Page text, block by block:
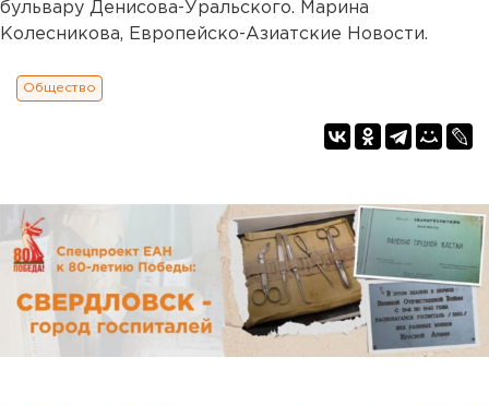
бульвару Денисова-Уральского. Марина
Колесникова, Европейско-Азиатские Новости.
Общество